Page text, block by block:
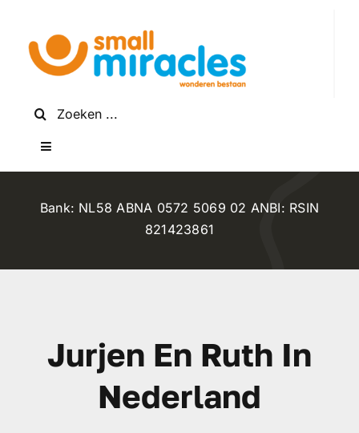
content
Search
Toggle
Wie zijn wij?
Verantwoording
Bank: NL58 ABNA 0572 5069 02 ANBI: RSIN
821423861
Jurjen En Ruth In
Nederland